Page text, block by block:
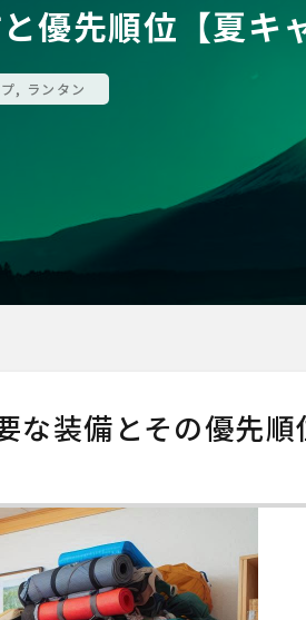
優先順位【夏キ
, ランタン
な装備とその優先